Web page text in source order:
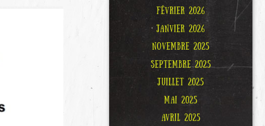
FÉVRIER 2026
JANVIER 2026
NOVEMBRE 2025
SEPTEMBRE 2025
JUILLET 2025
MAI 2025
AVRIL 2025